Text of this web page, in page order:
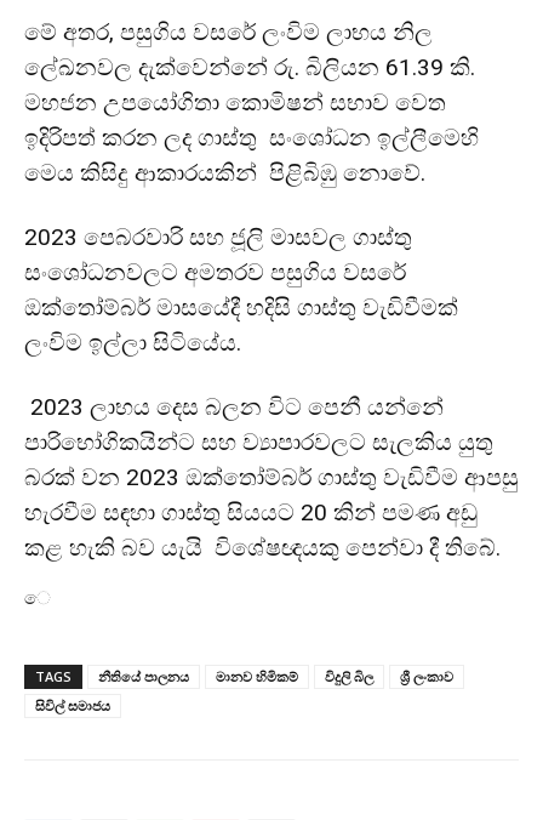
මේ අතර, පසුගිය වසරේ ලංවිම ලාභය නිල
ලේඛනවල දැක්වෙන්නේ රු. බිලියන 61.39 කි.
මහජන උපයෝගිතා කොමිෂන් සභාව වෙත
ඉදිරිපත් කරන ලද ගාස්තු සංශෝධන ඉල්ලීමෙහි
මෙය කිසිදු ආකාරයකින් පිළිබිඹු නොවේ.
2023 පෙබරවාරි සහ ජූලි මාසවල ගාස්තු
සංශෝධනවලට අමතරව පසුගිය වසරේ
ඔක්තෝම්බර් මාසයේදී හදිසි ගාස්තු වැඩිවීමක්
ලංවිම ඉල්ලා සිටියේය.
2023 ලාභය දෙස බලන විට පෙනී යන්නේ
පාරිභෝගිකයින්ට සහ ව්‍යාපාරවලට සැලකිය යුතු
බරක් වන 2023 ඔක්තෝම්බර් ගාස්තු වැඩිවීම ආපසු
හැරවීම සඳහා ගාස්තු සියයට 20 කින් පමණ අඩු
කළ හැකි බව යැයි විශේෂඥයකු පෙන්වා දී තිබේ.
ෙ
TAGS නීතියේ පාලනය මානව හිමිකම් විදුලි බිල
ශ්‍රී ලංකාව
සිවිල් සමාජය